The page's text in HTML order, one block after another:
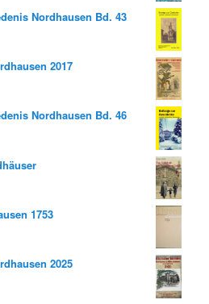
Nordhausen Bd. 43
2017
Nordhausen Bd. 46
1753
2025